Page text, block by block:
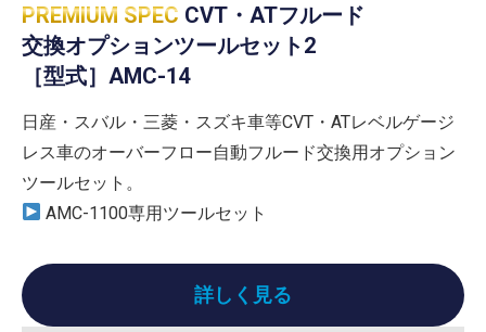
PREMIUM SPEC CVT・ATフルード
交換オプションツールセット2
［型式］AMC-14
日産・スバル・三菱・スズキ車等CVT・ATレベルゲージ
レス車のオーバーフロー自動フルード交換用オプション
ツールセット。
AMC-1100専用ツールセット
詳しく見る